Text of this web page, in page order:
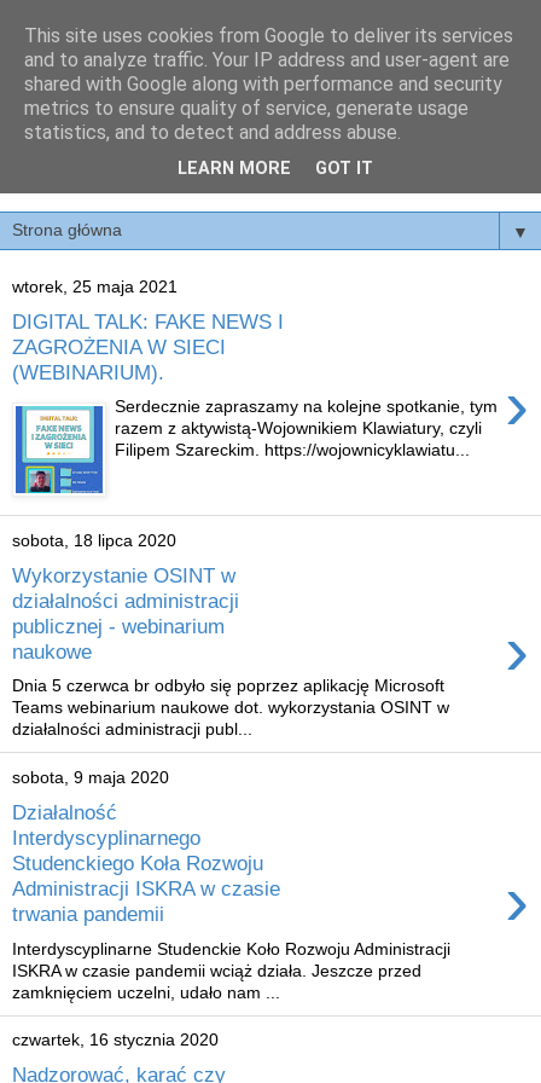
ISKRA
Interdyscyplinarne Studenckie Koło Rozwoju Administracji
na Wydziale Prawa, Administracji i Ekonomii Uniwersytetu
▼
wtorek, 25 maja 2021
DIGITAL TALK: FAKE NEWS I
ZAGROŻENIA W SIECI
(WEBINARIUM).
›
Serdecznie zapraszamy na kolejne spotkanie, tym
razem z aktywistą-Wojownikiem Klawiatury, czyli
Filipem Szareckim. https://wojownicyklawiatu...
sobota, 18 lipca 2020
Wykorzystanie OSINT w
działalności administracji
publicznej - webinarium
naukowe
›
Dnia 5 czerwca br odbyło się poprzez aplikację Microsoft
Teams webinarium naukowe dot. wykorzystania OSINT w
działalności administracji publ...
sobota, 9 maja 2020
Działalność
Interdyscyplinarnego
Studenckiego Koła Rozwoju
Administracji ISKRA w czasie
trwania pandemii
›
Interdyscyplinarne Studenckie Koło Rozwoju Administracji
ISKRA w czasie pandemii wciąż działa. Jeszcze przed
zamknięciem uczelni, udało nam ...
czwartek, 16 stycznia 2020
Nadzorować, karać czy
This site uses cookies from Google to deliver its services
and to analyze traffic. Your IP address and user-agent are
shared with Google along with performance and security
metrics to ensure quality of service, generate usage
statistics, and to detect and address abuse.
LEARN MORE GOT IT